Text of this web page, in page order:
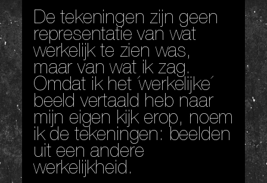
De tekeningen zijn geen
representatie van wat
werkelijk te zien was,
maar van wat ik zag.
Omdat ik het ´werkelijke´
beeld vertaald heb naar
mijn eigen kijk erop, noem
ik de tekeningen: beelden
uit een andere
werkelijkheid.